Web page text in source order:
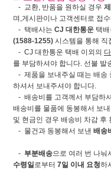
- 교환, 반품을 원하실 경우
며,게시판이나 고객센터로 접
- 택배사는 CJ 대한통운 택
(1588-1255) 시스템을 통해 직
- CJ 대한통운 택배 이외의
를 부담하셔야 합니다. 선불 발
- 제품을 보내주실 때는 배송
하셔서 보내주셔야 합니다.
- 배송비를 고객께서 부담하
배송비를 물품에 동봉해서 보
및 현금인 경우 배송비 차감 후
- 물건과 동봉해서 보낸 배송
- 부분배송으로 여러 번 나눠
수령일로부터 7일 이내 요청하